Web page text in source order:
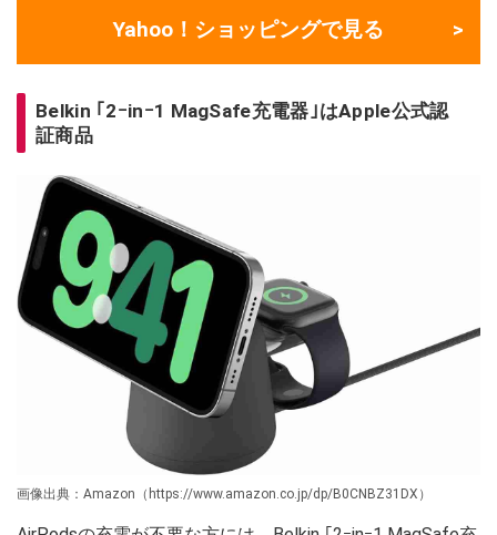
Yahoo！ショッピングで見る
Belkin ｢2ｰinｰ1 MagSafe充電器｣はApple公式認
証商品
画像出典：Amazon（https://www.amazon.co.jp/dp/B0CNBZ31DX）